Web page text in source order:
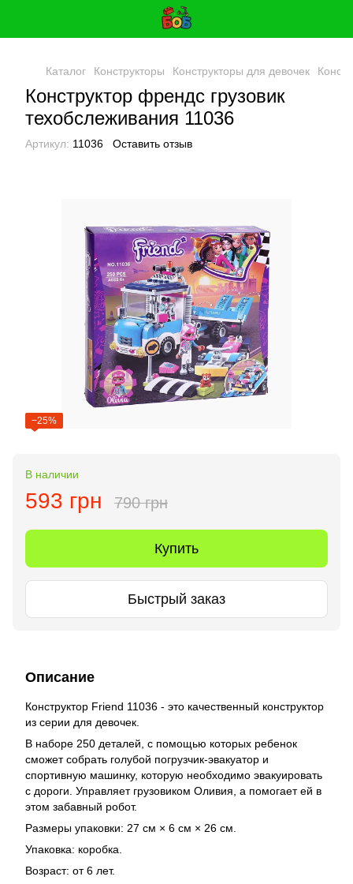
Каталог Конструкторы Конструкторы для девочек
Конструктор френдс грузовик
техобслеживания 11036
Артикул: 11036 Оставить отзыв
−25%
В наличии
593 грн 790 грн
Купить
Быстрый заказ
Описание
Конструктор Friend 11036 - это качественный конструктор
из серии для девочек.
В наборе 250 деталей, с помощью которых ребенок
сможет собрать голубой погрузчик-эвакуатор и
спортивную машинку, которую необходимо эвакуировать
с дороги. Управляет грузовиком Оливия, а помогает ей в
этом забавный робот.
Размеры упаковки: 27 см × 6 см × 26 см.
Упаковка: коробка.
Возраст: от 6 лет.